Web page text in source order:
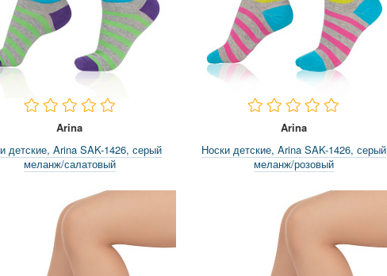
Arina
детские, Arina SAK-1426, серый
меланж/салатовый
Arina
Носки детские, Arina SAK-1426, серый
меланж/розовый